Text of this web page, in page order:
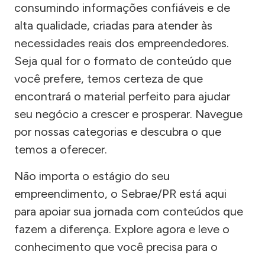
consumindo informações confiáveis e de
alta qualidade, criadas para atender às
necessidades reais dos empreendedores.
Seja qual for o formato de conteúdo que
você prefere, temos certeza de que
encontrará o material perfeito para ajudar
seu negócio a crescer e prosperar. Navegue
por nossas categorias e descubra o que
temos a oferecer.
Não importa o estágio do seu
empreendimento, o Sebrae/PR está aqui
para apoiar sua jornada com conteúdos que
fazem a diferença. Explore agora e leve o
conhecimento que você precisa para o